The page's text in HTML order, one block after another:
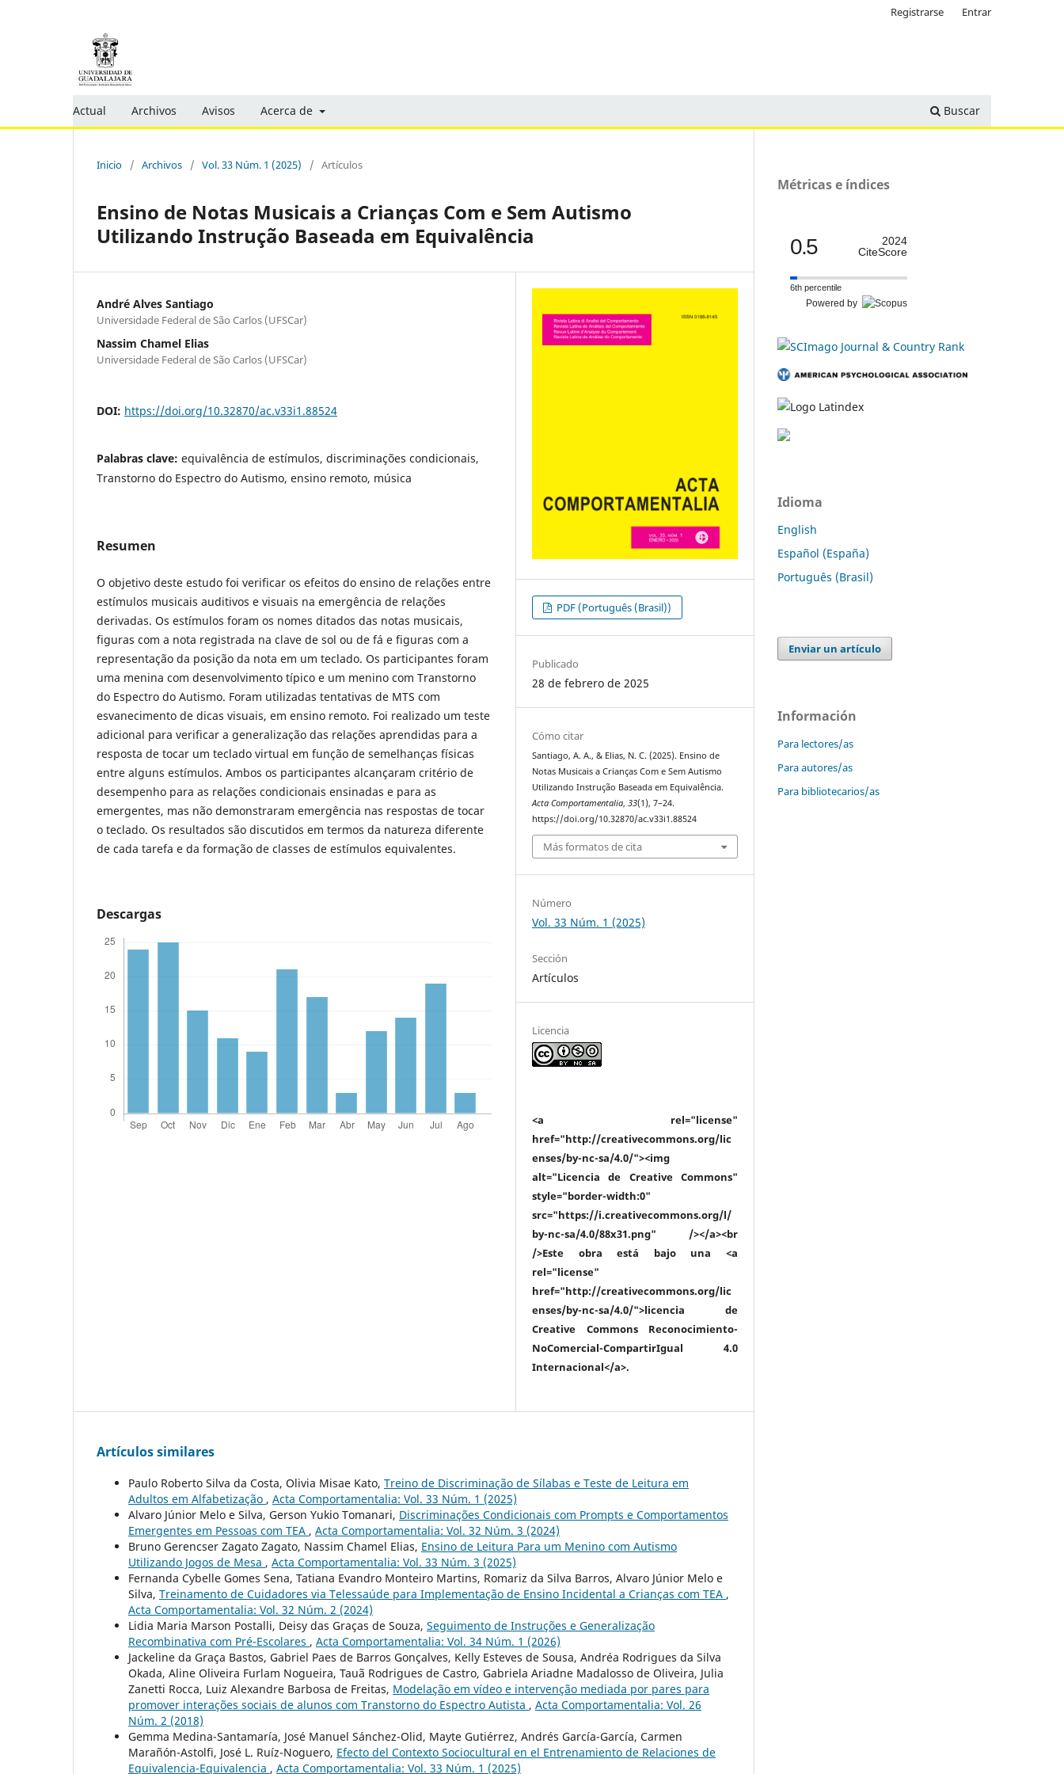
Actual Archivos Avisos Acerca de Buscar
Registrarse Entrar
Inicio / Archivos / Vol. 33 Núm. 1 (2025) / Artículos
Ensino de Notas Musicais a Crianças Com e Sem Autismo
Utilizando Instrução Baseada em Equivalência
André Alves Santiago
Universidade Federal de São Carlos (UFSCar)
Nassim Chamel Elias
Universidade Federal de São Carlos (UFSCar)
DOI: https://doi.org/10.32870/ac.v33i1.88524
Palabras clave: equivalência de estímulos, discriminações condicionais,
Transtorno do Espectro do Autismo, ensino remoto, música
Resumen
O objetivo deste estudo foi verificar os efeitos do ensino de relações entre
estímulos musicais auditivos e visuais na emergência de relações
derivadas. Os estímulos foram os nomes ditados das notas musicais,
figuras com a nota registrada na clave de sol ou de fá e figuras com a
representação da posição da nota em um teclado. Os participantes foram
uma menina com desenvolvimento típico e um menino com Transtorno
do Espectro do Autismo. Foram utilizadas tentativas de MTS com
esvanecimento de dicas visuais, em ensino remoto. Foi realizado um teste
adicional para verificar a generalização das relações aprendidas para a
resposta de tocar um teclado virtual em função de semelhanças físicas
entre alguns estímulos. Ambos os participantes alcançaram critério de
desempenho para as relações condicionais ensinadas e para as
emergentes, mas não demonstraram emergência nas respostas de tocar
o teclado. Os resultados são discutidos em termos da natureza diferente
de cada tarefa e da formação de classes de estímulos equivalentes.
Descargas
PDF (Português (Brasil))
Publicado
28 de febrero de 2025
Cómo citar
Santiago, A. A., & Elias, N. C. (2025). Ensino de
Notas Musicais a Crianças Com e Sem Autismo
Utilizando Instrução Baseada em Equivalência.
Acta Comportamentalia,33(1), 7–24.
https://doi.org/10.32870/ac.v33i1.88524
Más formatos de cita
Número
Vol. 33 Núm. 1 (2025)
Sección
Artículos
Licencia
<a rel="license"
href="http://creativecommons.org/lic
enses/by-nc-sa/4.0/"><img
alt="Licencia de Creative Commons"
style="border-width:0"
src="https://i.creativecommons.org/l/
by-nc-sa/4.0/88x31.png" /></a><br
/>Este obra está bajo una <a
rel="license"
href="http://creativecommons.org/lic
enses/by-nc-sa/4.0/">licencia de
Creative Commons Reconocimiento-
NoComercial-CompartirIgual 4.0
Internacional</a>.
Artículos similares
Paulo Roberto Silva da Costa, Olivia Misae Kato, Treino de Discriminação de Sílabas e Teste de Leitura em
Adultos em Alfabetização , Acta Comportamentalia: Vol. 33 Núm. 1 (2025)
Alvaro Júnior Melo e Silva, Gerson Yukio Tomanari, Discriminações Condicionais com Prompts e Comportamentos
Emergentes em Pessoas com TEA , Acta Comportamentalia: Vol. 32 Núm. 3 (2024)
Bruno Gerencser Zagato Zagato, Nassim Chamel Elias, Ensino de Leitura Para um Menino com Autismo
Utilizando Jogos de Mesa , Acta Comportamentalia: Vol. 33 Núm. 3 (2025)
Fernanda Cybelle Gomes Sena, Tatiana Evandro Monteiro Martins, Romariz da Silva Barros, Alvaro Júnior Melo e
Silva, Treinamento de Cuidadores via Telessaúde para Implementação de Ensino Incidental a Crianças com TEA ,
Acta Comportamentalia: Vol. 32 Núm. 2 (2024)
Lidia Maria Marson Postalli, Deisy das Graças de Souza, Seguimento de Instruções e Generalização
Recombinativa com Pré-Escolares , Acta Comportamentalia: Vol. 34 Núm. 1 (2026)
Jackeline da Graça Bastos, Gabriel Paes de Barros Gonçalves, Kelly Esteves de Sousa, Andréa Rodrigues da Silva
Okada, Aline Oliveira Furlam Nogueira, Tauã Rodrigues de Castro, Gabriela Ariadne Madalosso de Oliveira, Julia
Zanetti Rocca, Luiz Alexandre Barbosa de Freitas, Modelação em vídeo e intervenção mediada por pares para
promover interações sociais de alunos com Transtorno do Espectro Autista , Acta Comportamentalia: Vol. 26
Núm. 2 (2018)
Gemma Medina-Santamaría, José Manuel Sánchez-Olid, Mayte Gutiérrez, Andrés García-García, Carmen
Marañón-Astolfi, José L. Ruíz-Noguero, Efecto del Contexto Sociocultural en el Entrenamiento de Relaciones de
Equivalencia-Equivalencia , Acta Comportamentalia: Vol. 33 Núm. 1 (2025)
Métricas e índices
0.5
2024
CiteScore
6th percentile
Powered by
Idioma
English
Español (España)
Português (Brasil)
Enviar un artículo
Información
Para lectores/as
Para autores/as
Para bibliotecarios/as